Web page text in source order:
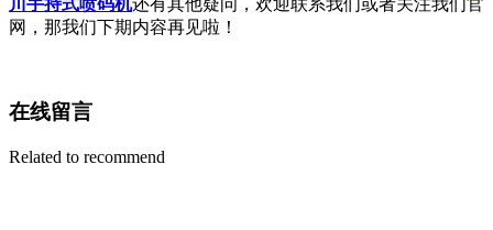
川手持式喷码机还有其他疑问，欢迎联系我们或者关注我们官
网，那我们下期内容再见啦！
在线留言
Related to recommend